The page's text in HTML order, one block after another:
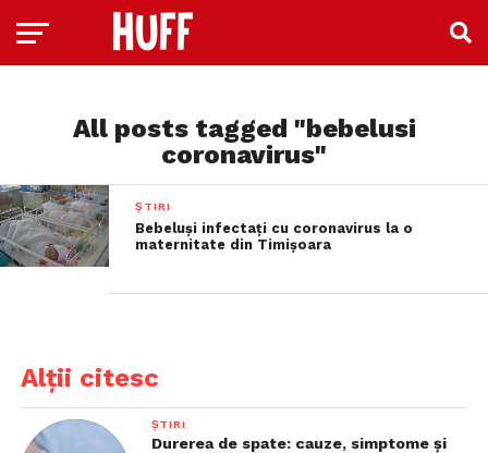
All posts tagged "bebelusi
coronavirus"
ȘTIRI
Bebeluși infectați cu coronavirus la o
maternitate din Timișoara
Alții citesc
ȘTIRI
Durerea de spate: cauze, simptome și